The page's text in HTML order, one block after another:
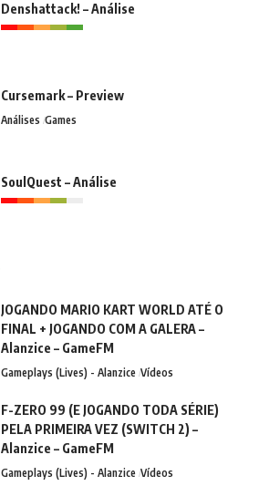
Denshattack! – Análise
Cursemark – Preview
Análises Games
SoulQuest – Análise
JOGANDO MARIO KART WORLD ATÉ O
FINAL + JOGANDO COM A GALERA –
Alanzice – GameFM
Gameplays (Lives) - Alanzice Vídeos
F-ZERO 99 (E JOGANDO TODA SÉRIE)
PELA PRIMEIRA VEZ (SWITCH 2) –
Alanzice – GameFM
Gameplays (Lives) - Alanzice Vídeos